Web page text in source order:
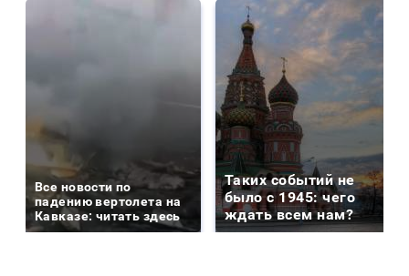
Все новости по
падению вертолета на
Кавказе: читать здесь
Таких событий не
было с 1945: чего
ждать всем нам?